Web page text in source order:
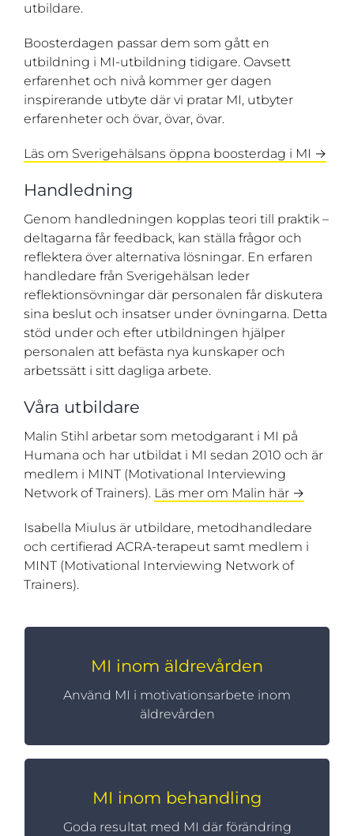
utbildare.
Boosterdagen passar dem som gått en
utbildning i MI-utbildning tidigare. Oavsett
erfarenhet och nivå kommer ger dagen
inspirerande utbyte där vi pratar MI, utbyter
erfarenheter och övar, övar, övar.
Läs om Sverigehälsans öppna boosterdag i MI →
Handledning
Genom handledningen kopplas teori till praktik –
deltagarna får feedback, kan ställa frågor och
reflektera över alternativa lösningar. En erfaren
handledare från Sverigehälsan leder
reflektionsövningar där personalen får diskutera
sina beslut och insatser under övningarna. Detta
stöd under och efter utbildningen hjälper
personalen att befästa nya kunskaper och
arbetssätt i sitt dagliga arbete.
Våra utbildare
Malin Stihl arbetar som metodgarant i MI på
Humana och har utbildat i MI sedan 2010 och är
medlem i MINT (Motivational Interviewing
Network of Trainers). Läs mer om Malin här →
Isabella Miulus är utbildare, metodhandledare
och certifierad ACRA-terapeut samt medlem i
MINT (Motivational Interviewing Network of
Trainers).
MI inom äldrevården
Använd MI i motivationsarbete inom
äldrevården
MI inom äldrevården
Inom äldrevården där man möter både
brukare och anhöriga har MI visat sig vara
MI inom behandling
Goda resultat med MI där förändring
MI inom behandling
MI har visat sig värdefullt på många